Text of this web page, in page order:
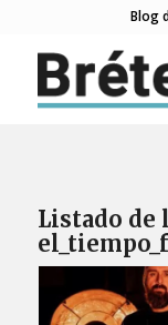
Blog
Listado de